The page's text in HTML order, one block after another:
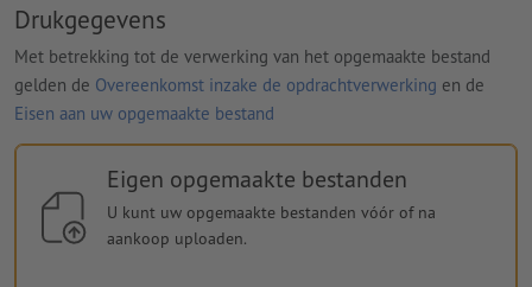
Drukgegevens
Met betrekking tot de verwerking van het opgemaakte bestand
gelden de Overeenkomst inzake de opdrachtverwerking en de
Eisen aan uw opgemaakte bestand
Eigen opgemaakte bestanden
U kunt uw opgemaakte bestanden vóór of na
aankoop uploaden.